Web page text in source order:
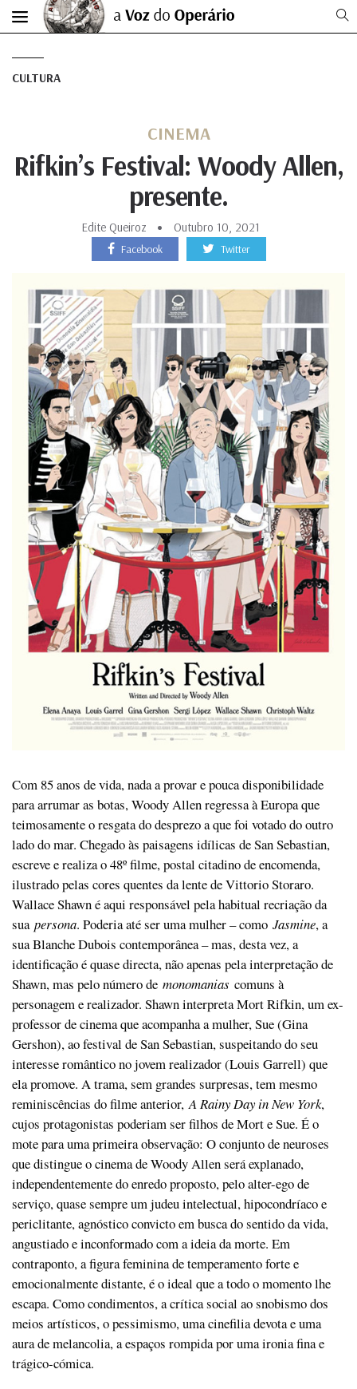
CULTURA
CINEMA
Rifkin’s Festival: Woody Allen,
presente.
Edite Queiroz Outubro 10, 2021
Facebook Twitter
Com 85 anos de vida, nada a provar e pouca disponibilidade
para arrumar as botas, Woody Allen regressa à Europa que
teimosamente o resgata do desprezo a que foi votado do outro
lado do mar. Chegado às paisagens idílicas de San Sebastian,
escreve e realiza o 48º filme, postal citadino de encomenda,
ilustrado pelas cores quentes da lente de Vittorio Storaro.
Wallace Shawn é aqui responsável pela habitual recriação da
sua persona. Poderia até ser uma mulher – como Jasmine, a
sua Blanche Dubois contemporânea – mas, desta vez, a
identificação é quase directa, não apenas pela interpretação de
Shawn, mas pelo número de monomanias comuns à
personagem e realizador. Shawn interpreta Mort Rifkin, um ex-
professor de cinema que acompanha a mulher, Sue (Gina
Gershon), ao festival de San Sebastian, suspeitando do seu
interesse romântico no jovem realizador (Louis Garrell) que
ela promove. A trama, sem grandes surpresas, tem mesmo
reminiscências do filme anterior,A Rainy Day in New York,
cujos protagonistas poderiam ser filhos de Mort e Sue. É o
mote para uma primeira observação: O conjunto de neuroses
que distingue o cinema de Woody Allen será explanado,
independentemente do enredo proposto, pelo alter-ego de
serviço, quase sempre um judeu intelectual, hipocondríaco e
periclitante, agnóstico convicto em busca do sentido da vida,
angustiado e inconformado com a ideia da morte. Em
contraponto, a figura feminina de temperamento forte e
emocionalmente distante, é o ideal que a todo o momento lhe
escapa. Como condimentos, a crítica social ao snobismo dos
meios artísticos, o pessimismo, uma cinefilia devota e uma
aura de melancolia, a espaços rompida por uma ironia fina e
trágico-cómica.